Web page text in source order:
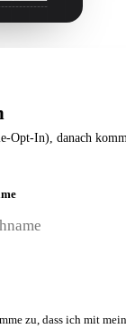
Opt-In), danach
zu, dass ich mit